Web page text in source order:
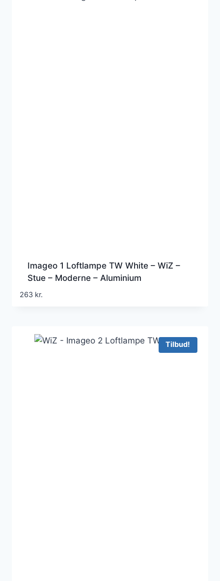
Imageo 1 Loftlampe TW White – WiZ –
Stue – Moderne – Aluminium
263 kr.
Tilbud!